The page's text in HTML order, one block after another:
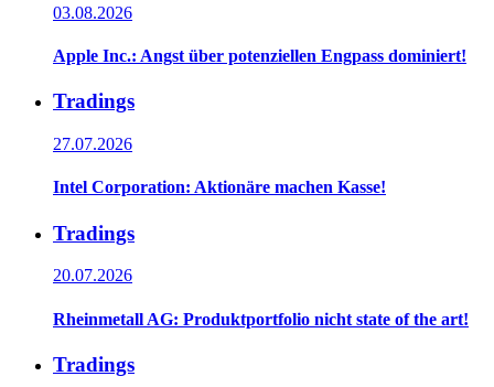
03.08.2026
Apple Inc.: Angst über potenziellen Engpass dominiert!
Tradings
27.07.2026
Intel Corporation: Aktionäre machen Kasse!
Tradings
20.07.2026
Rheinmetall AG: Produktportfolio nicht state of the art!
Tradings